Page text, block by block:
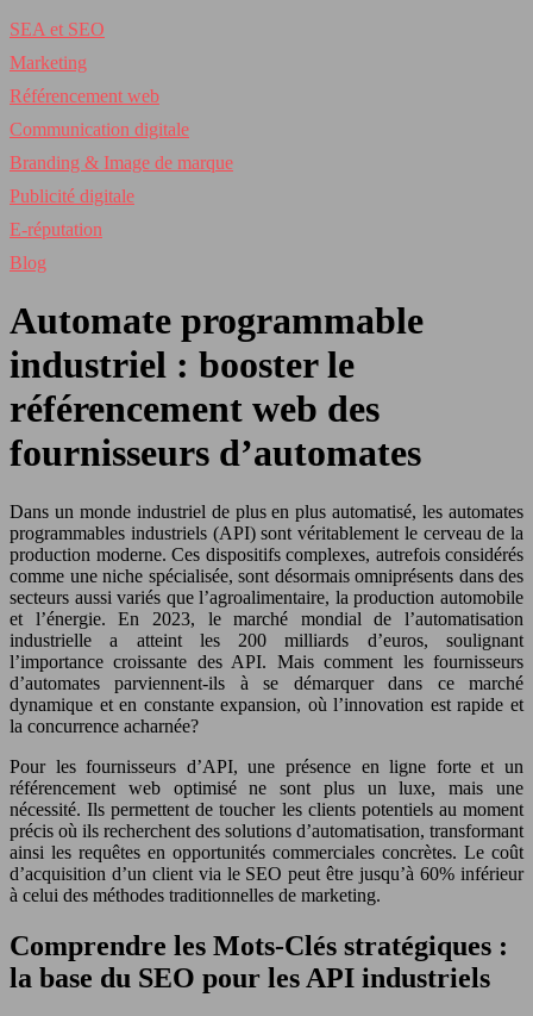
SEA et SEO
Marketing
Référencement web
Communication digitale
Branding & Image de marque
Publicité digitale
E-réputation
Blog
Automate programmable
industriel : booster le
référencement web des
fournisseurs d’automates
Dans un monde industriel de plus en plus automatisé, les automates
programmables industriels (API) sont véritablement le cerveau de la
production moderne. Ces dispositifs complexes, autrefois considérés
comme une niche spécialisée, sont désormais omniprésents dans des
secteurs aussi variés que l’agroalimentaire, la production automobile
et l’énergie. En 2023, le marché mondial de l’automatisation
industrielle a atteint les 200 milliards d’euros, soulignant
l’importance croissante des API. Mais comment les fournisseurs
d’automates parviennent-ils à se démarquer dans ce marché
dynamique et en constante expansion, où l’innovation est rapide et
la concurrence acharnée?
Pour les fournisseurs d’API, une présence en ligne forte et un
référencement web optimisé ne sont plus un luxe, mais une
nécessité. Ils permettent de toucher les clients potentiels au moment
précis où ils recherchent des solutions d’automatisation, transformant
ainsi les requêtes en opportunités commerciales concrètes. Le coût
d’acquisition d’un client via le SEO peut être jusqu’à 60% inférieur
à celui des méthodes traditionnelles de marketing.
Comprendre les Mots-Clés stratégiques :
la base du SEO pour les API industriels